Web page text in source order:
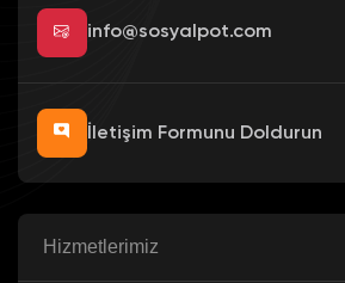
info@sosyalpot.com
İletişim Formunu Doldurun
Hizmetlerimiz